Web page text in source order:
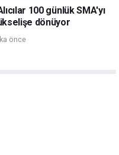
100 günlük SMA'yı
dönüyor
önce